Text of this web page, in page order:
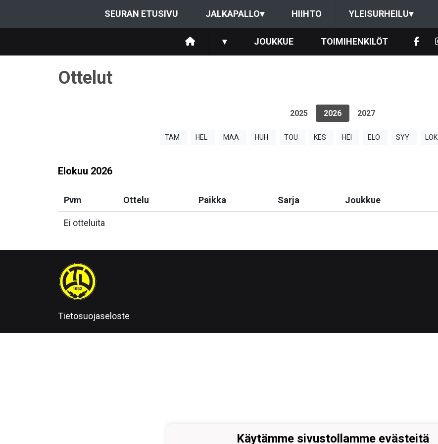
SEURAN ETUSIVU JALKAPALLO▾ HIIHTO YLEISURHEILU▾
▾ JOUKKUE TOIMIHENKILÖT
Ottelut
2025 2026 2027
TAM HEL MAA HUH TOU KES HEI ELO SYY LOK
Elokuu 2026
Pvm Ottelu Paikka Sarja Joukkue
Ei otteluita
Tietosuojaseloste
Käytämme sivustollamme evästeitä